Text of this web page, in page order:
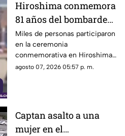
Hiroshima conmemora
81 años del bombardeo
atómico con un minuto
de silencio
Miles de personas participaron
en la ceremonia
conmemorativa en Hiroshima,
donde se recordó a las
agosto 07, 2026 05:57 p. m.
Captan asalto a una
mujer en el